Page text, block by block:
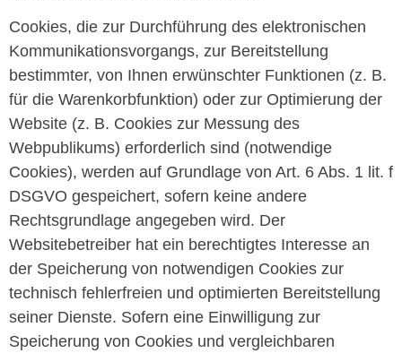
Cookies, die zur Durchführung des elektronischen
Kommunikationsvorgangs, zur Bereitstellung
bestimmter, von Ihnen erwünschter Funktionen (z. B.
für die Warenkorbfunktion) oder zur Optimierung der
Website (z. B. Cookies zur Messung des
Webpublikums) erforderlich sind (notwendige
Cookies), werden auf Grundlage von Art. 6 Abs. 1 lit. f
DSGVO gespeichert, sofern keine andere
Rechtsgrundlage angegeben wird. Der
Websitebetreiber hat ein berechtigtes Interesse an
der Speicherung von notwendigen Cookies zur
technisch fehlerfreien und optimierten Bereitstellung
seiner Dienste. Sofern eine Einwilligung zur
Speicherung von Cookies und vergleichbaren